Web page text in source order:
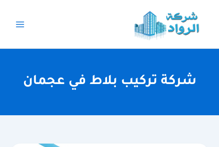
المحتوى
شركة تركيب بلاط في عجمان